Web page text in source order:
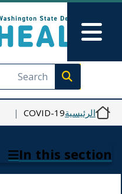
Execute search
Main Menu
الرئيسيةCOVID-19
In this section